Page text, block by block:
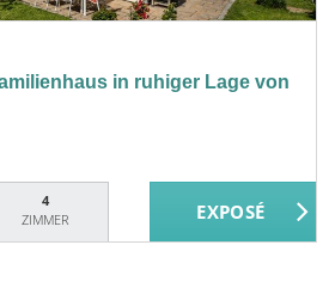
in ruhiger Lage von
4
ZIMMER